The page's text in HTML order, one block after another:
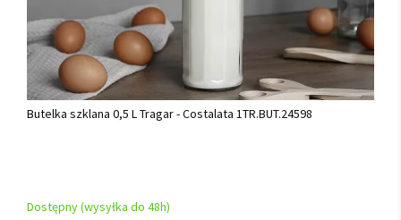
Butelka szklana 0,5 L Tragar - Costalata 1TR.BUT.24598
Dostępny (wysyłka do 48h)